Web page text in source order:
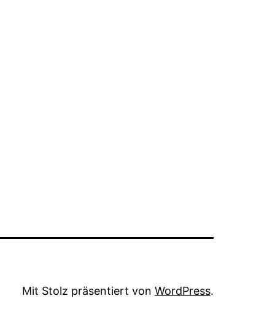
Mit Stolz präsentiert von WordPress.